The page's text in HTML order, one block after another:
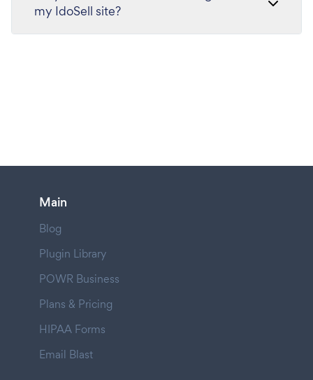
my IdoSell site?
Main
Blog
Plugin Library
POWR Business
Plans & Pricing
HIPAA Forms
Email Blast